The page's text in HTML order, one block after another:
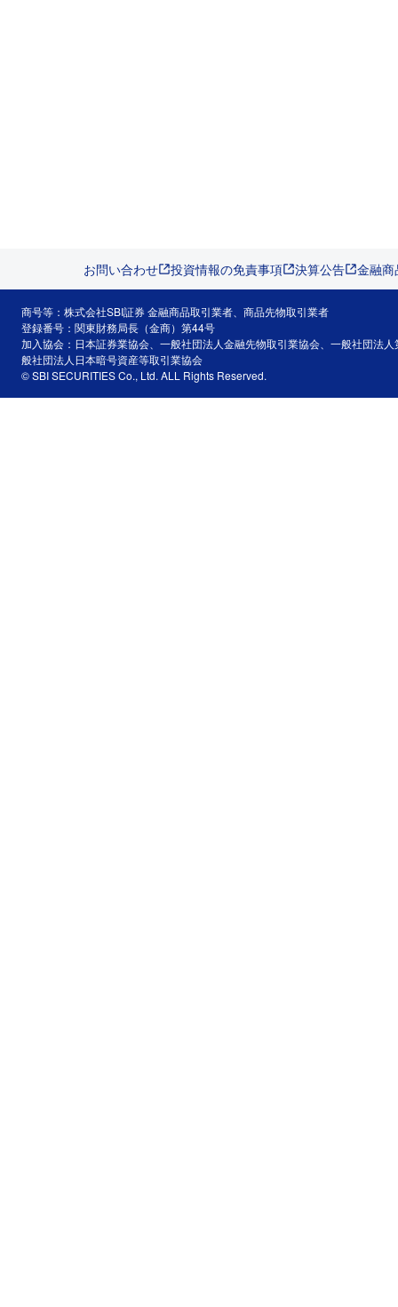
お問い合わせ 投資情報の免責事項 決算公告 金融
商号等：株式会社SBI証券 金融商品取引業者、商品先物取引業者
登録番号：関東財務局長（金商）第44号
加入協会：日本証券業協会、一般社団法人金融先物取引業協会、一般社団法
般社団法人日本暗号資産等取引業協会
© SBI SECURITIES Co., Ltd. ALL Rights Reserved.